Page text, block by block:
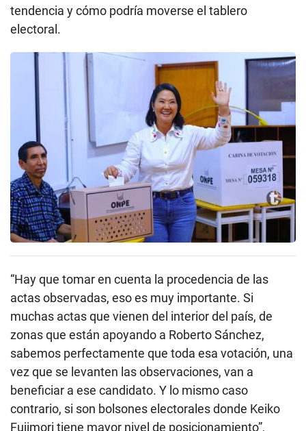
tendencia y cómo podría moverse el tablero
electoral.
“Hay que tomar en cuenta la procedencia de las
actas observadas, eso es muy importante. Si
muchas actas que vienen del interior del país, de
zonas que están apoyando a Roberto Sánchez,
sabemos perfectamente que toda esa votación, una
vez que se levanten las observaciones, van a
beneficiar a ese candidato. Y lo mismo caso
contrario, si son bolsones electorales donde Keiko
Fujimori tiene mayor nivel de posicionamiento”,